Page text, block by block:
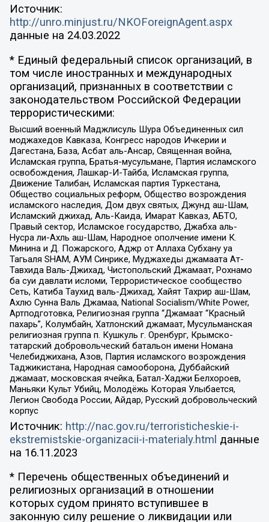
Источник:
http://unro.minjust.ru/NKOForeignAgent.aspx
данные на 24.03.2022
* Единый федеральный список организаций, в
том числе иностранных и международных
организаций, признанных в соответствии с
законодательством Российской Федерации
террористическими:
Высший военный Маджлисуль Шура Объединенных сил
моджахедов Кавказа, Конгресс народов Ичкерии и
Дагестана, База, Асбат аль-Ансар, Священная война,
Исламская группа, Братья-мусульмане, Партия исламского
освобождения, Лашкар-И-Тайба, Исламская группа,
Движение Талибан, Исламская партия Туркестана,
Общество социальных реформ, Общество возрождения
исламского наследия, Дом двух святых, Джунд аш-Шам,
Исламский джихад, Аль-Каида, Имарат Кавказ, АБТО,
Правый сектор, Исламское государство, Джабха аль-
Нусра ли-Ахль аш-Шам, Народное ополчение имени К.
Минина и Д. Пожарского, Аджр от Аллаха Субхану уа
Тагьаля SHAM, АУМ Синрике, Муджахеды джамаата Ат-
Тавхида Валь-Джихад, Чистопольский Джамаат, Рохнамо
ба суи давлати исломи, Террористическое сообщество
Сеть, Катиба Таухид валь-Джихад, Хайят Тахрир аш-Шам,
Ахлю Сунна Валь Джамаа, National Socialism/White Power,
Артподготовка, Религиозная группа “Джамаат “Красный
пахарь”, Колумбайн, Хатлонский джамаат, Мусульманская
религиозная группа п. Кушкуль г. Оренбург, Крымско-
татарский добровольческий батальон имени Номана
Челебиджихана, Азов, Партия исламского возрождения
Таджикистана, Народная самооборона, Дуббайский
джамаат, московская ячейка, Батал-Хаджи Белхороев,
Маньяки Культ Убийц, Молодёжь Которая Улыбается,
Легион Свобода России, Айдар, Русский добровольческий
корпус
Источник: http://nac.gov.ru/terroristicheskie-i-
ekstremistskie-organizacii-i-materialy.html данные
на 16.11.2023
* Перечень общественных объединений и
религиозных организаций в отношении
которых судом принято вступившее в
законную силу решение о ликвидации или